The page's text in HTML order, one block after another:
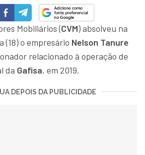
Mobiliários (CVM) absolveu na
o empresário Nelson Tanure
relacionado à operação de
da Gafisa, em 2019.
DEPOIS DA PUBLICIDADE